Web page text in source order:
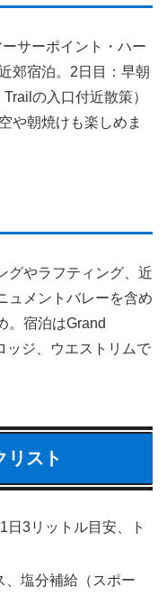
サーポイント・ハー
郊宿泊。2日目：早朝
の入口付近散策）
や朝焼けも楽しめま
グやラフティング、近
ュメントバレーを含め
。宿泊はGrand
ッジ、ウエストリムで
リスト
日3リットル目安、ト
、塩分補給（スポー